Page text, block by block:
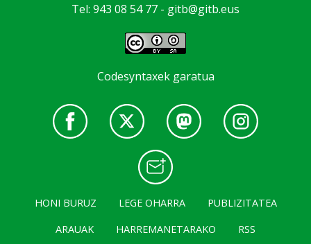
Tel: 943 08 54 77 - gitb@gitb.eus
Codesyntaxek garatua
HONI BURUZ LEGE OHARRA
PUBLIZITATEA
ARAUAK
HARREMANETARAKO RSS